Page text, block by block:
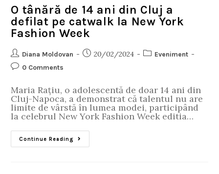
O tânără de 14 ani din Cluj a
defilat pe catwalk la New York
Fashion Week
Diana Moldovan 20/02/2024
Eveniment
0 Comments
Maria Rațiu, o adolescentă de doar 14 ani din
Cluj-Napoca, a demonstrat că talentul nu are
limite de vârstă în lumea modei, participând
la celebrul New York Fashion Week editia…
Continue Reading